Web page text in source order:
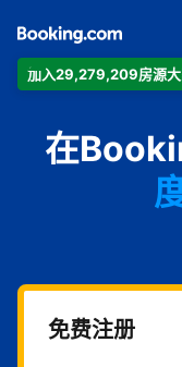
加入29,279,209房源
在
住
免费注册